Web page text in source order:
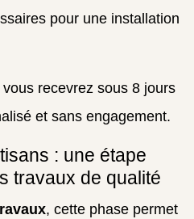
pour une installation
recevrez sous 8 jours
et sans engagement.
: une étape
travaux de qualité
, cette phase permet